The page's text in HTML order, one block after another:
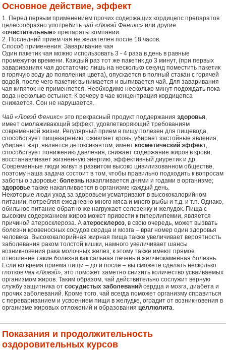
Основное действие, эффект
1. Перед первым применением прочих содержащих кордицепс препаратов
целесообразно употребить чай «Лювэй Феникс» или другие
«очистительные» препараты компании.
2. Последний прием чая не желателен после 18 часов.
Способ применения: Заваривание чая
Один пакетик чая можно использовать 3 - 4 раза в день в равные
промежутки времени. Каждый раз тот же пакетик до 3 минут, (при первых
завариваниях чая достаточно лишь на несколько секунд поместить пакетик
в горячую воду до появления цвета), опускается в полный стакан с горячей
водой, после чего пакетик вынимается и выпивается чай. Для заваривания
чая кипяток не применяется. Необходимо несколько минут подождать пока
вода несколько остынет. К вечеру в чае концентрация кордицепса
снижается. Сон не нарушается.
Чай «Лювэй Феникс» это прекрасный продукт поддержания здоровья,
имеет омолаживающий эффект, удовлетворяющий требованиям
современной жизни. Регулярный прием в пищу полезен для пищевода,
способствует пищеварению, оживляет кровь, убирает застойные явления,
убирает жар; является детоксикантом, имеет косметический эффект,
способствует понижению давления, снижает содержание жиров в крови,
восстанавливает жизненную энергию, эффективный диуретик и др.
Современные люди живут в развитом высоко цивилизованном обществе,
поэтому наша задача состоит в том, чтобы правильно подходить к вопросам
заботы о здоровье: болезнь накапливается днями и годами в организме;
здоровье также накапливается в организме каждый день.
Некоторые люди уход за здоровьем усматривают в высококалорийном
питании, потребляя ежедневно много мяса и много рыбы и т.д. и т.п. Однако,
обильное питание обратно же нагружает селезенку и желудок. Пища с
высоким содержанием жиров может привести к гиперлипемии, является
причиной атеросклероза. А атеросклероз, в свою очередь, может вызвать
болезни кровеносных сосудов сердца и мозга – враг номер один здоровья
человека. Высококалорийная жирная пища также увеличивает вероятность
заболевания раком толстой кишки, намного увеличивает шансы
возникновения рака молочных желез; к этому также имеют прямое
отношение такие болезни как сальная печень и желчнокаменная болезнь.
Если во время приема пищи – до и после – вы сможете сделать несколько
глотков чая «Лювэй», это поможет заметно снизить количество усваиваемых
организмом жиров. Таким образом, чай действительно сослужит верную
службу защитника от сосудистых заболеваний сердца и мозга, диабета и
прочих заболеваний. Кроме того, чай всегда поможет организму справиться
с перевариванием и усвоением пищи в желудке, оградит от возникновения в
организме жировых отложений и образования целлюлита.
Показания и продолжительность
оздоровительных курсов